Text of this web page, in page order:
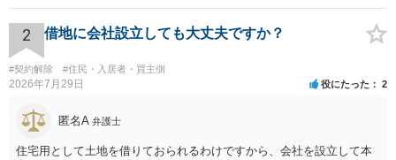
しくは和解その他の法律事務を取り扱い、又はこれらの周旋をするこ
とを業とすることができない。ただし、この法律又は他の法律に別段
の定めがある場合は、この限りでない。」とのことから、報酬を得る
目的がないのであれば適法です。なぜなら、弁護士法72条に違反しな
いのであれば、委任については無償で委任者が受任者に委任できるか
2 借地に会社設立しても大丈夫ですか？
#契約解除 #住民・入居者・買主側
2026年7月29日 役にたった 2
匿名A 弁護士
住宅用として土地を借りておられるわけですから、会社を設立して本